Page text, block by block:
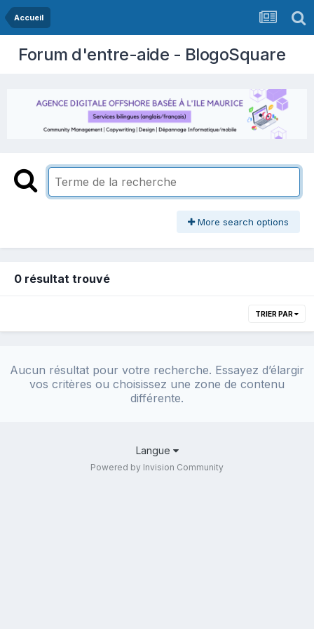
Accueil
Forum d'entre-aide - BlogoSquare
More search options
0 résultat trouvé
TRIER PAR
Aucun résultat pour votre recherche. Essayez d’élargir
vos critères ou choisissez une zone de contenu
différente.
Langue
Powered by Invision Community